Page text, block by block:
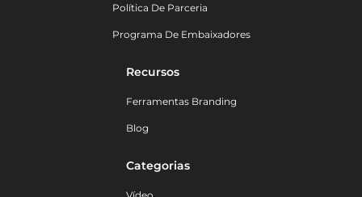
Política De Parceria
Programa De Embaixadores
Recursos
Ferramentas Branding
Blog
Categorias